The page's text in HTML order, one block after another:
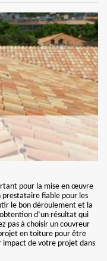
pour la mise en œuvre
fiable pour les
le bon déroulement et la
d’un résultat qui
pas à choisir un couvreur
en toiture pour être
impact de votre projet dans